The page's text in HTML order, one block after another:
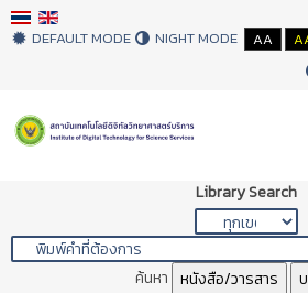
DEFAULT MODE NIGHT MODE AA
Library Search
ค้นหา หนังสือ/วารสาร